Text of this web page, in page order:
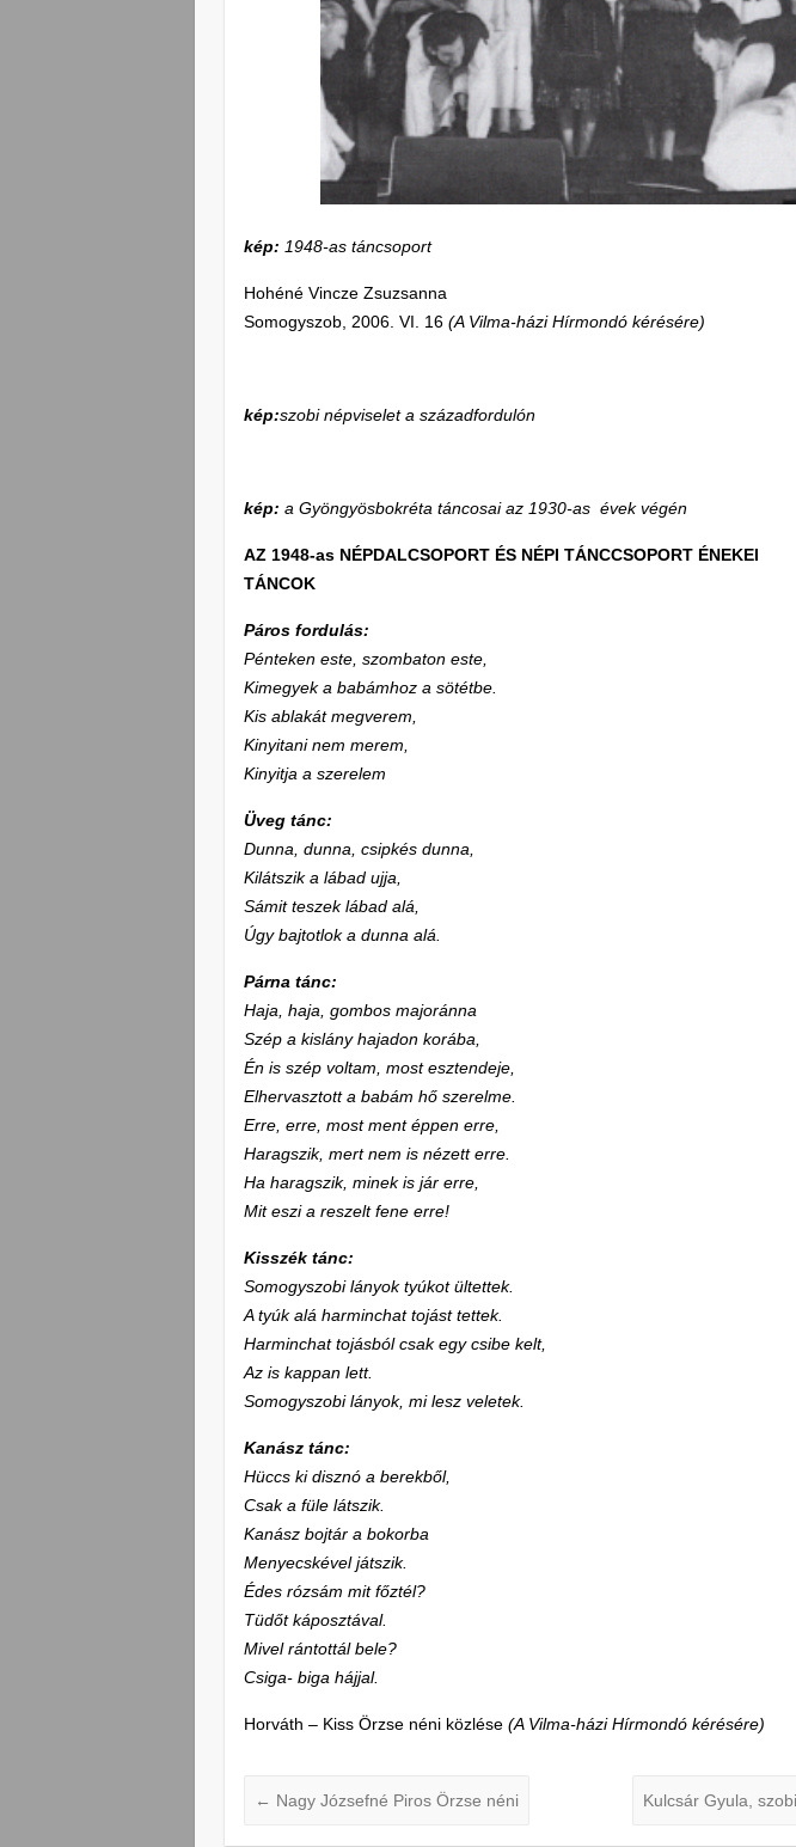
kép: 1948-as táncsoport
Hohéné Vincze Zsuzsanna
Somogyszob, 2006. VI. 16(A Vilma-házi Hírmondó kérésére)
kép:szobi népviselet a századfordulón
kép: a Gyöngyösbokréta táncosai az 1930-as évek végén
AZ 1948-as NÉPDALCSOPORT ÉS NÉPI TÁNCCSOPORT ÉNEKEI
TÁNCOK
Páros fordulás:
Pénteken este, szombaton este,
Kimegyek a babámhoz a sötétbe.
Kis ablakát megverem,
Kinyitani nem merem,
Kinyitja a szerelem
Üveg tánc:
Dunna, dunna, csipkés dunna,
Kilátszik a lábad ujja,
Sámit teszek lábad alá,
Úgy bajtotlok a dunna alá.
Párna tánc:
Haja, haja, gombos majoránna
Szép a kislány hajadon korába,
Én is szép voltam, most esztendeje,
Elhervasztott a babám hő szerelme.
Erre, erre, most ment éppen erre,
Haragszik, mert nem is nézett erre.
Ha haragszik, minek is jár erre,
Mit eszi a reszelt fene erre!
Kisszék tánc:
Somogyszobi lányok tyúkot ültettek.
A tyúk alá harminchat tojást tettek.
Harminchat tojásból csak egy csibe kelt,
Az is kappan lett.
Somogyszobi lányok, mi lesz veletek.
Kanász tánc:
Hüccs ki disznó a berekből,
Csak a füle látszik.
Kanász bojtár a bokorba
Menyecskével játszik.
Édes rózsám mit főztél?
Tüdőt káposztával.
Mivel rántottál bele?
Csiga- biga hájjal.
Horváth – Kiss Örzse néni közlése(A Vilma-házi Hírmondó kérésére)
← Nagy Józsefné Piros Örzse néni Kulcsár Gyula,